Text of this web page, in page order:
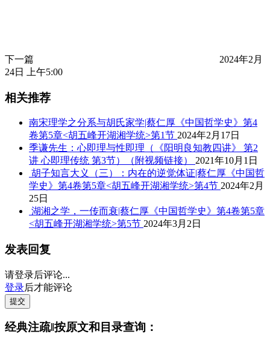
下一篇
2024年2月
24日 上午5:00
相关推荐
南宋理学之分系与胡氏家学|蔡仁厚《中国哲学史》第4
卷第5章<胡五峰开湖湘学统>第1节 2024年2月17日
季谦先生：心即理与性即理（《阳明良知教四讲》 第2
讲 心即理传统 第3节）（附视频链接）
2021年10月1日
胡子知言大义（三）：内在的逆觉体证|蔡仁厚《中国哲
学史》第4卷第5章<胡五峰开湖湘学统>第4节 2024年2月
25日
湖湘之学，一传而衰|蔡仁厚《中国哲学史》第4卷第5章
<胡五峰开湖湘学统>第5节 2024年3月2日
发表回复
请登录后评论...
登录后才能评论
提交
经典注疏‖按原文和目录查询：